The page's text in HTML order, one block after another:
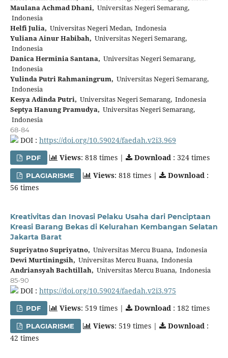
Maulana Achmad Dhani, Universitas Negeri Semarang,
Indonesia
Helfi Julia, Universitas Negeri Medan, Indonesia
Yuliana Ainur Habibah, Universitas Negeri Semarang,
Indonesia
Danica Herminia Santana, Universitas Negeri Semarang,
Indonesia
Yulinda Putri Rahmaningrum, Universitas Negeri Semarang,
Indonesia
Kesya Adinda Putri, Universitas Negeri Semarang, Indonesia
Septya Hanung Pramudya, Universitas Negeri Semarang,
Indonesia
68-84
DOI : https://doi.org/10.59024/faedah.v2i3.969
PDF Views: 818 times | Download : 324 times
PLAGIARISME Views: 818 times | Download :
56 times
Kreativitas dan Inovasi Pelaku Usaha dari Penciptaan
Kreasi Barang Bekas di Kelurahan Kembangan Selatan
Jakarta Barat
Supriyatno Supriyatno, Universitas Mercu Buana, Indonesia
Dewi Murtiningsih, Universitas Mercu Buana, Indonesia
Andriansyah Bachtillah, Universitas Mercu Buana, Indonesia
85-90
DOI : https://doi.org/10.59024/faedah.v2i3.975
PDF Views: 519 times | Download : 182 times
PLAGIARISME Views: 519 times | Download :
42 times